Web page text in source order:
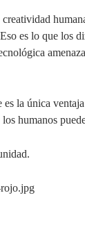
es lo que los
la única
humanos